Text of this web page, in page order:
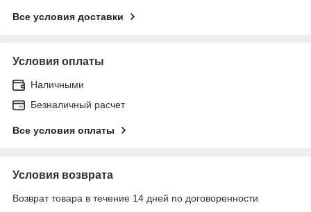
Все условия доставки
Условия оплаты
Наличными
Безналичный расчет
Все условия оплаты
Условия возврата
Возврат товара в течение 14 дней по договоренности